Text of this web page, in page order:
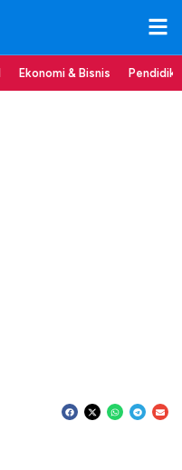
Ekonomi & Bisnis